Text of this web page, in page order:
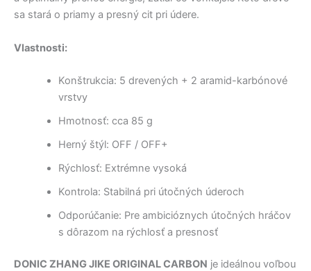
sa stará o priamy a presný cit pri údere.
Vlastnosti:
Konštrukcia: 5 drevených + 2 aramid-karbónové
vrstvy
Hmotnosť: cca 85 g
Herný štýl: OFF / OFF+
Rýchlosť: Extrémne vysoká
Kontrola: Stabilná pri útočných úderoch
Odporúčanie: Pre ambicióznych útočných hráčov
s dôrazom na rýchlosť a presnosť
DONIC ZHANG JIKE ORIGINAL CARBON je ideálnou voľbou